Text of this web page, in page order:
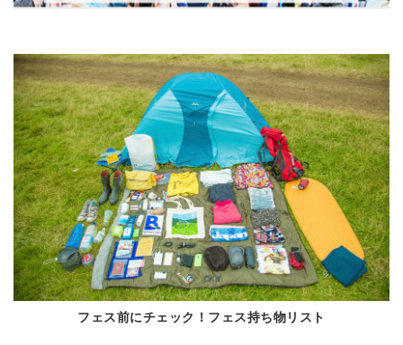
フェス前にチェック！フェス持ち物リスト